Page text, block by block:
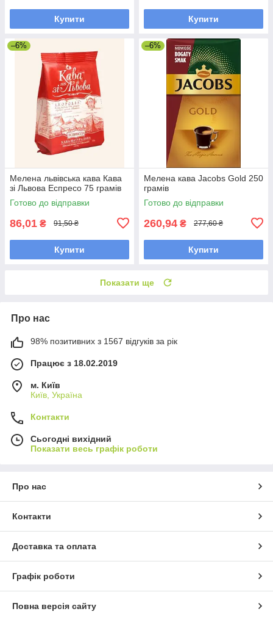
Купити Купити
–6%
Мелена львівська кава Кава
зі Львова Еспресо 75 грамів
Готово до відправки
86,01 ₴ 91,50 ₴
Купити
–6%
Мелена кава Jacobs Gold 250
грамів
Готово до відправки
260,94 ₴ 277,60 ₴
Купити
Показати ще
Про нас
98% позитивних з 1567 відгуків за рік
Працює з 18.02.2019
м. Київ
Київ, Україна
Контакти
Сьогодні вихідний
Показати весь графік роботи
Про нас
Контакти
Доставка та оплата
Графік роботи
Повна версія сайту